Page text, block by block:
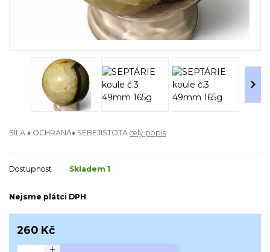
SÍLA ♦ OCHRANA♦ SEBEJISTOTA celý popis
Dostupnost Skladem 1
Nejsme plátci DPH
260 Kč